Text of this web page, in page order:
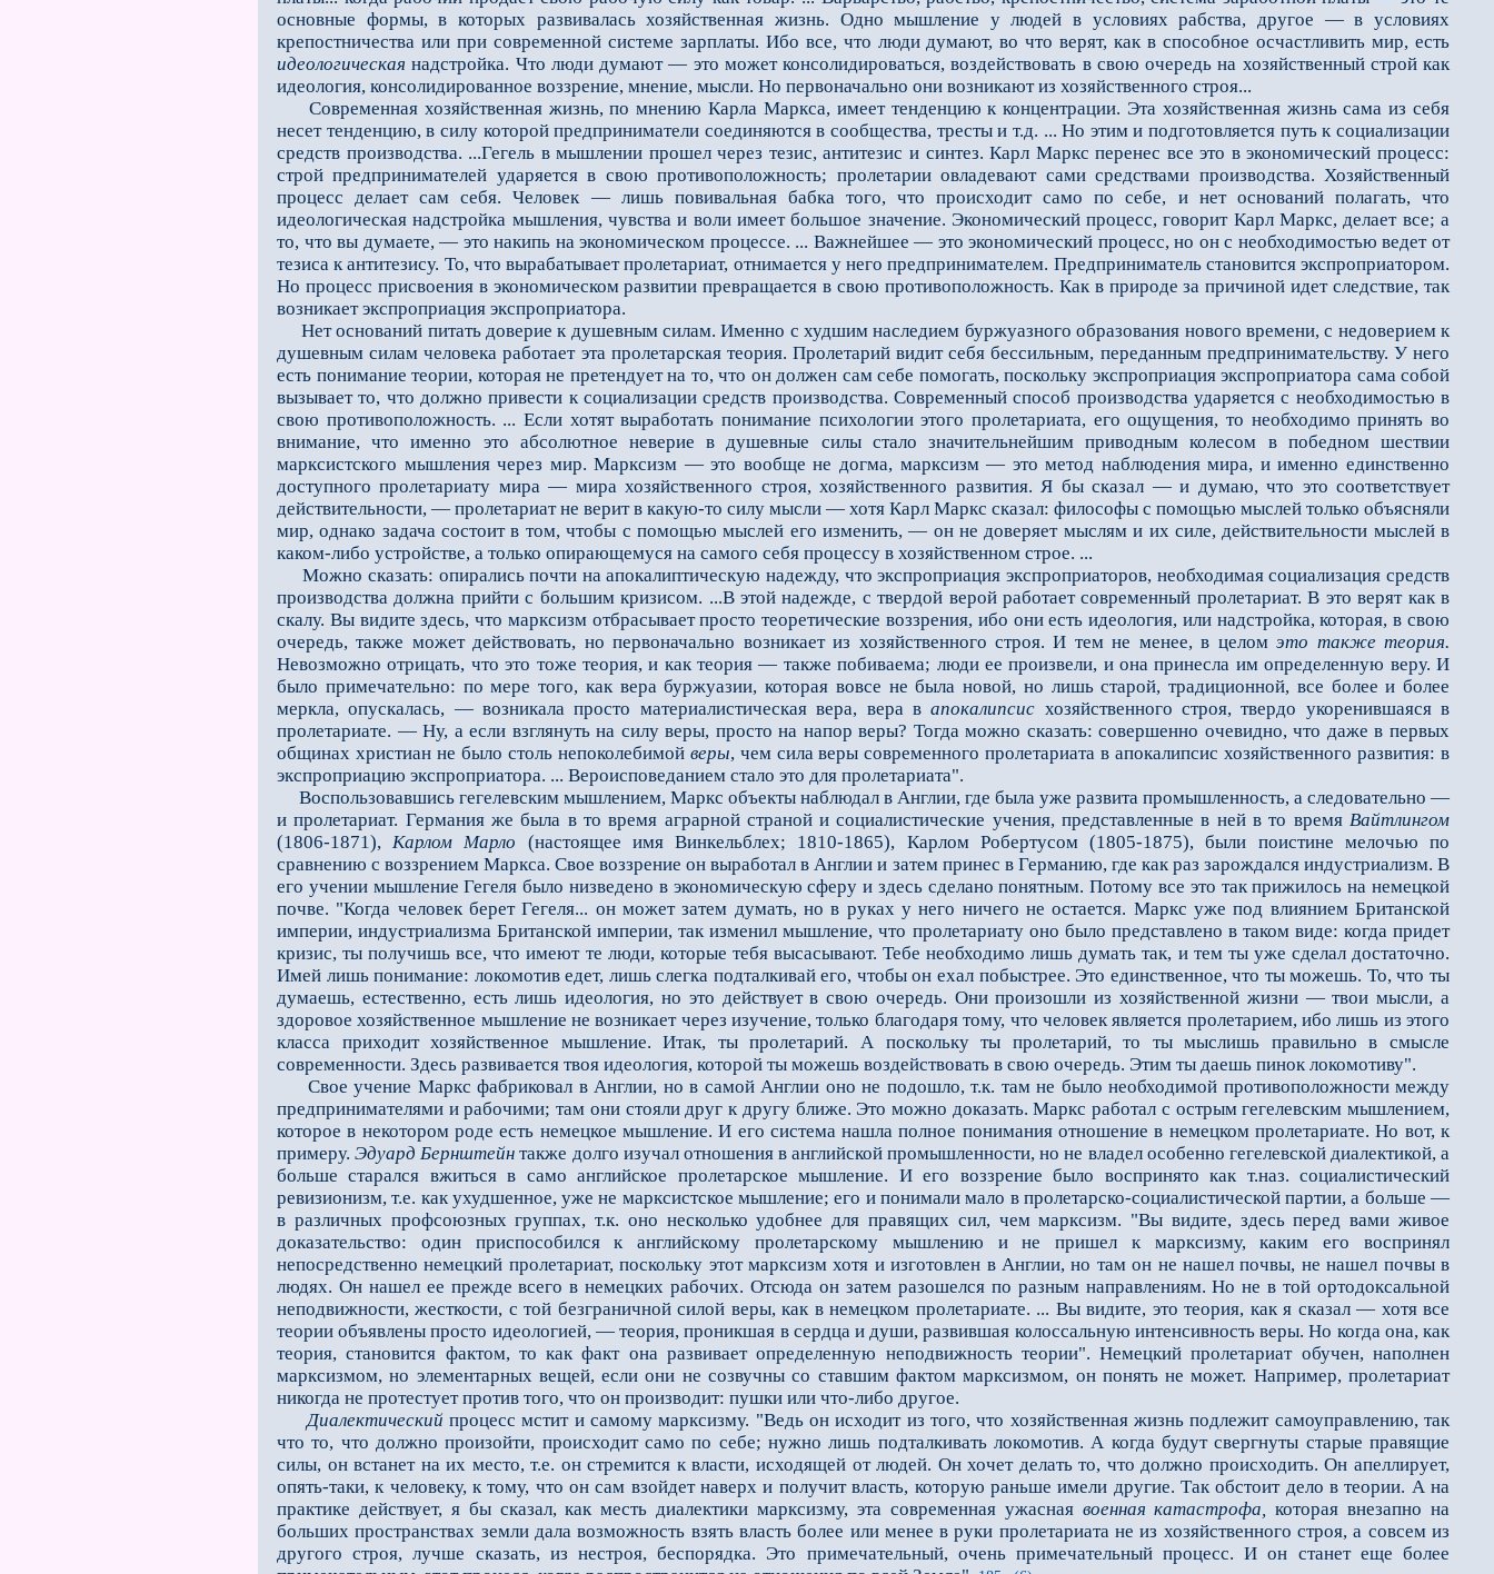
основные формы, в которых развивалась хозяйственная жизнь. Одно мышление у людей в условиях рабства, другое — в условиях
крепостничества или при современной системе зарплаты. Ибо все, что люди думают, во что верят, как в способное осчастливить мир, есть
идеологическая надстройка. Что люди думают — это может консолидироваться, воздействовать в свою очередь на хозяйственный строй как
идеология, консолидированное воззрение, мнение, мысли. Но первоначально они возникают из хозяйственного строя...
Современная хозяйственная жизнь, по мнению Карла Маркса, имеет тенденцию к концентрации. Эта хозяйственная жизнь сама из себя
несет тенденцию, в силу которой предприниматели соединяются в сообщества, тресты и т.д. ... Но этим и подготовляется путь к социализации
средств производства. ...Гегель в мышлении прошел через тезис, антитезис и синтез. Карл Маркс перенес все это в экономический процесс:
строй предпринимателей ударяется в свою противоположность; пролетарии овладевают сами средствами производства. Хозяйственный
процесс делает сам себя. Человек — лишь повивальная бабка того, что происходит само по себе, и нет оснований полагать, что
идеологическая надстройка мышления, чувства и воли имеет большое значение. Экономический процесс, говорит Карл Маркс, делает все; а
то, что вы думаете, — это накипь на экономическом процессе. ... Важнейшее — это экономический процесс, но он с необходимостью ведет от
тезиса к антитезису. То, что вырабатывает пролетариат, отнимается у него предпринимателем. Предприниматель становится экспроприатором.
Но процесс присвоения в экономическом развитии превращается в свою противоположность. Как в природе за причиной идет следствие, так
возникает экспроприация экспроприатора.
Нет оснований питать доверие к душевным силам. Именно с худшим наследием буржуазного образования нового времени, с недоверием к
душевным силам человека работает эта пролетарская теория. Пролетарий видит себя бессильным, переданным предпринимательству. У него
есть понимание теории, которая не претендует на то, что он должен сам себе помогать, поскольку экспроприация экспроприатора сама собой
вызывает то, что должно привести к социализации средств производства. Современный способ производства ударяется с необходимостью в
свою противоположность. ... Если хотят выработать понимание психологии этого пролетариата, его ощущения, то необходимо принять во
внимание, что именно это абсолютное неверие в душевные силы стало значительнейшим приводным колесом в победном шествии
марксистского мышления через мир. Марксизм — это вообще не догма, марксизм — это метод наблюдения мира, и именно единственно
доступного пролетариату мира — мира хозяйственного строя, хозяйственного развития. Я бы сказал — и думаю, что это соответствует
действительности, — пролетариат не верит в какую-то силу мысли — хотя Карл Маркс сказал: философы с помощью мыслей только объясняли
мир, однако задача состоит в том, чтобы с помощью мыслей его изменить, — он не доверяет мыслям и их силе, действительности мыслей в
каком-либо устройстве, а только опирающемуся на самого себя процессу в хозяйственном строе. ...
Можно сказать: опирались почти на апокалиптическую надежду, что экспроприация экспроприаторов, необходимая социализация средств
производства должна прийти с большим кризисом. ...В этой надежде, с твердой верой работает современный пролетариат. В это верят как в
скалу. Вы видите здесь, что марксизм отбрасывает просто теоретические воззрения, ибо они есть идеология, или надстройка, которая, в свою
очередь, также может действовать, но первоначально возникает из хозяйственного строя. И тем не менее, в целомэто также теория.
Невозможно отрицать, что это тоже теория, и как теория — также побиваема; люди ее произвели, и она принесла им определенную веру. И
было примечательно: по мере того, как вера буржуазии, которая вовсе не была новой, но лишь старой, традиционной, все более и более
меркла, опускалась, — возникала просто материалистическая вера, вера вапокалипсис хозяйственного строя, твердо укоренившаяся в
пролетариате. — Ну, а если взглянуть на силу веры, просто на напор веры? Тогда можно сказать: совершенно очевидно, что даже в первых
общинах христиан не было столь непоколебимой веры, чем сила веры современного пролетариата в апокалипсис хозяйственного развития: в
экспроприацию экспроприатора. ... Вероисповеданием стало это для пролетариата".
Воспользовавшись гегелевским мышлением, Маркс объекты наблюдал в Англии, где была уже развита промышленность, а следовательно —
и пролетариат. Германия же была в то время аграрной страной и социалистические учения, представленные в ней в то время Вайтлингом
(1806-1871),Карлом Марло (настоящее имя Винкельблех; 1810-1865), Карлом Робертусом (1805-1875), были поистине мелочью по
сравнению с воззрением Маркса. Свое воззрение он выработал в Англии и затем принес в Германию, где как раз зарождался индустриализм. В
его учении мышление Гегеля было низведено в экономическую сферу и здесь сделано понятным. Потому все это так прижилось на немецкой
почве. "Когда человек берет Гегеля... он может затем думать, но в руках у него ничего не остается. Маркс уже под влиянием Британской
империи, индустриализма Британской империи, так изменил мышление, что пролетариату оно было представлено в таком виде: когда придет
кризис, ты получишь все, что имеют те люди, которые тебя высасывают. Тебе необходимо лишь думать так, и тем ты уже сделал достаточно.
Имей лишь понимание: локомотив едет, лишь слегка подталкивай его, чтобы он ехал побыстрее. Это единственное, что ты можешь. То, что ты
думаешь, естественно, есть лишь идеология, но это действует в свою очередь. Они произошли из хозяйственной жизни — твои мысли, а
здоровое хозяйственное мышление не возникает через изучение, только благодаря тому, что человек является пролетарием, ибо лишь из этого
класса приходит хозяйственное мышление. Итак, ты пролетарий. А поскольку ты пролетарий, то ты мыслишь правильно в смысле
современности. Здесь развивается твоя идеология, которой ты можешь воздействовать в свою очередь. Этим ты даешь пинок локомотиву".
Свое учение Маркс фабриковал в Англии, но в самой Англии оно не подошло, т.к. там не было необходимой противоположности между
предпринимателями и рабочими; там они стояли друг к другу ближе. Это можно доказать. Маркс работал с острым гегелевским мышлением,
которое в некотором роде есть немецкое мышление. И его система нашла полное понимания отношение в немецком пролетариате. Но вот, к
примеру.Эдуард Бернштейн также долго изучал отношения в английской промышленности, но не владел особенно гегелевской диалектикой, а
больше старался вжиться в само английское пролетарское мышление. И его воззрение было воспринято как т.наз. социалистический
ревизионизм, т.е. как ухудшенное, уже не марксистское мышление; его и понимали мало в пролетарско-социалистической партии, а больше —
в различных профсоюзных группах, т.к. оно несколько удобнее для правящих сил, чем марксизм. "Вы видите, здесь перед вами живое
доказательство: один приспособился к английскому пролетарскому мышлению и не пришел к марксизму, каким его воспринял
непосредственно немецкий пролетариат, поскольку этот марксизм хотя и изготовлен в Англии, но там он не нашел почвы, не нашел почвы в
людях. Он нашел ее прежде всего в немецких рабочих. Отсюда он затем разошелся по разным направлениям. Но не в той ортодоксальной
неподвижности, жесткости, с той безграничной силой веры, как в немецком пролетариате. ... Вы видите, это теория, как я сказал — хотя все
теории объявлены просто идеологией, — теория, проникшая в сердца и души, развившая колоссальную интенсивность веры. Но когда она, как
теория, становится фактом, то как факт она развивает определенную неподвижность теории". Немецкий пролетариат обучен, наполнен
марксизмом, но элементарных вещей, если они не созвучны со ставшим фактом марксизмом, он понять не может. Например, пролетариат
никогда не протестует против того, что он производит: пушки или что-либо другое.
Диалектическийпроцесс мстит и самому марксизму. "Ведь он исходит из того, что хозяйственная жизнь подлежит самоуправлению, так
что то, что должно произойти, происходит само по себе; нужно лишь подталкивать локомотив. А когда будут свергнуты старые правящие
силы, он встанет на их место, т.е. он стремится к власти, исходящей от людей. Он хочет делать то, что должно происходить. Он апеллирует,
опять-таки, к человеку, к тому, что он сам взойдет наверх и получит власть, которую раньше имели другие. Так обстоит дело в теории. А на
практике действует, я бы сказал, как месть диалектики марксизму, эта современная ужасная военная катастрофа, которая внезапно на
больших пространствах земли дала возможность взять власть более или менее в руки пролетариата не из хозяйственного строя, а совсем из
другого строя, лучше сказать, из нестроя, беспорядка. Это примечательный, очень примечательный процесс. И он станет еще более